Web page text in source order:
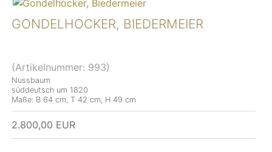
GONDELHOCKER, BIEDERMEIER
(Artikelnummer: 993)
Nussbaum
süddeutsch um 1820
Maße: B 64 cm, T 42 cm, H 49 cm
2.800,00 EUR